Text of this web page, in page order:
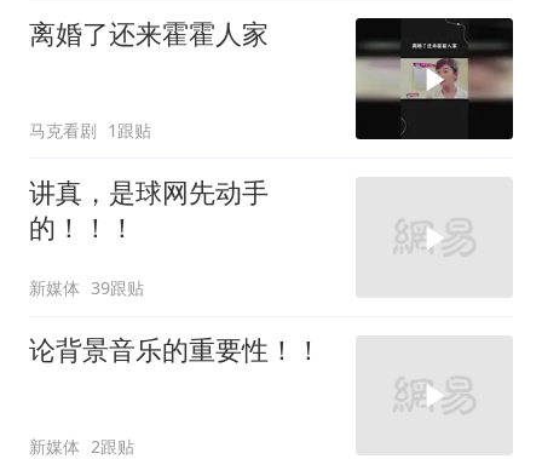
离婚了还来霍霍人家
马克看剧 1跟贴
讲真，是球网先动手
的！！！
新媒体 39跟贴
论背景音乐的重要性！！
新媒体 2跟贴